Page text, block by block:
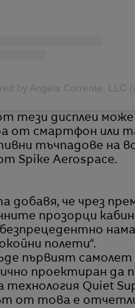
by Angela Corrente, LLC
тези дисплеи може
от смартфон или
тъчпадове на
Spike Aerospace.
добавя, че чрез
прозорци
полети“.
първият самолет
проектиран да
технология Quiet
от това е